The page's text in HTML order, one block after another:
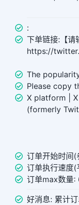
:
下单链接:【
https://
The
Please copy
X platform |
(formerly
订单开始时间(
订单执行速度
订单max数量:
好消息: 累计